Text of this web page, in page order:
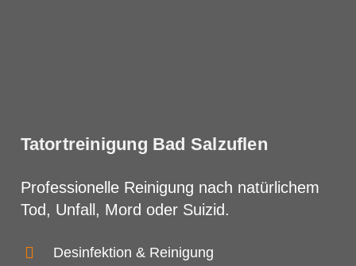
Tatortreinigung Bad Salzuflen
Professionelle Reinigung nach natürlichem
Tod, Unfall, Mord oder Suizid.
Desinfektion & Reinigung